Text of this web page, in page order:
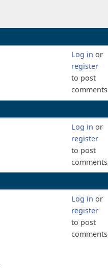
Log in or
register
to post
comments
Log in or
register
to post
comments
Log in or
register
to post
comments